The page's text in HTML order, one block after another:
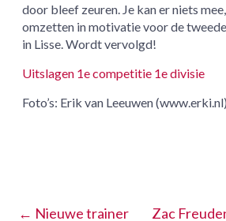
door bleef zeuren. Je kan er niets
omzetten in motivatie voor de
in Lisse. Wordt vervolgd!
Uitslagen 1e competitie 1e divisie
Foto’s: Erik van Leeuwen (www.erki.nl)
← Nieuwe trainer Zac